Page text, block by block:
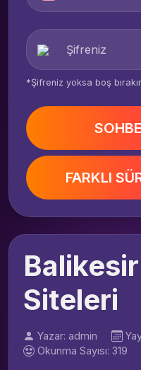
*Şifreniz yoksa boş
FARKLI
Balikesir
Siteleri
Yazar: admin
Okunma Sayısı: 319